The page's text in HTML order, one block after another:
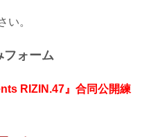
い。
フォーム
RIZIN.47』合同公開練